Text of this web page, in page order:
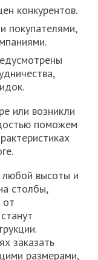
конкурентов.
покупателями,
или возникли
поможем
высоты и
столбы,
от
заказать
размерами,